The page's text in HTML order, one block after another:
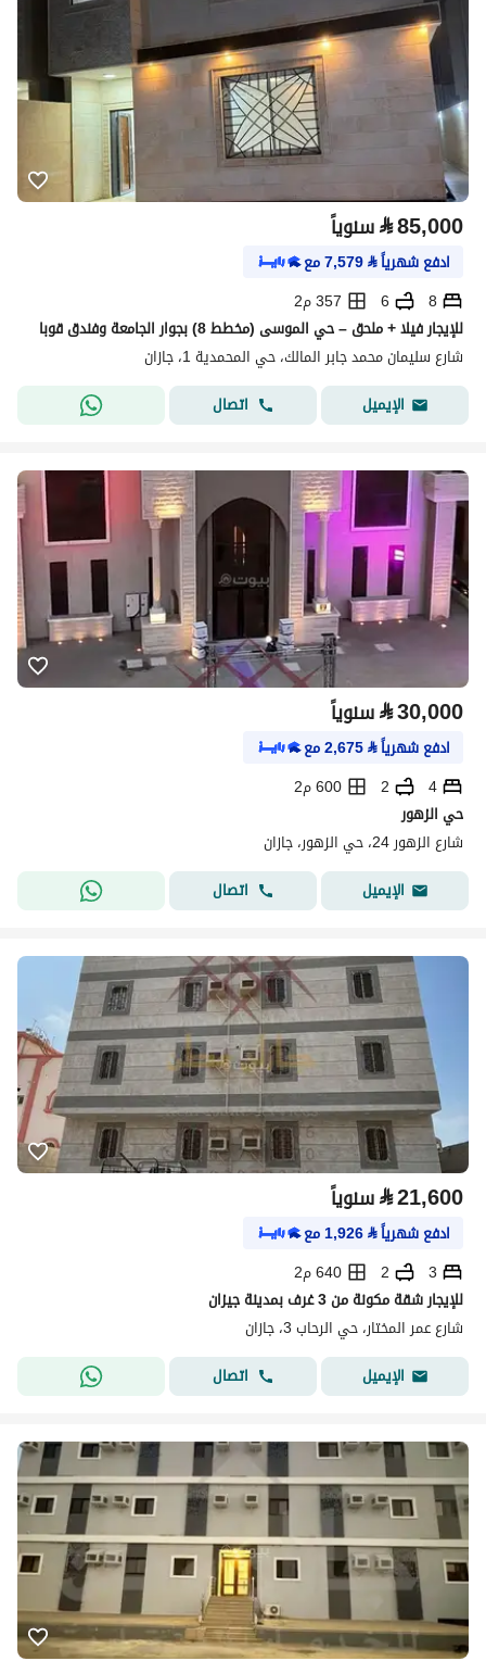
⃁85,000 سنوياً
ادفع شهرياً⃁
7,579مع
8
6
357 م2
للإيجار فيلا + ملحق – حي الموسى (مخطط 8) بجوار الجامعة وفندق قوبا
شارع سليمان محمد جابر المالك، حي المحمدية 1، جازان
الإيميل
اتصال
⃁30,000 سنوياً
ادفع شهرياً⃁
2,675مع
4
2
600 م2
حي الزهور
شارع الزهور 24، حي الزهور، جازان
الإيميل
اتصال
⃁21,600 سنوياً
ادفع شهرياً⃁
1,926مع
3
2
640 م2
‎للإيجار شقة مكونة من 3 غرف بمدينة جيزان
شارع عمر المختار، حي الرحاب 3، جازان
الإيميل
اتصال